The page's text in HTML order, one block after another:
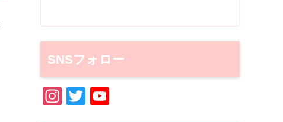
SNSフォロー
In
T